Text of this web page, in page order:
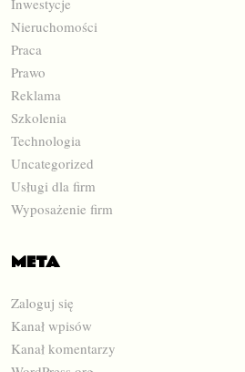
Nieruchomości
Praca
Prawo
Reklama
Szkolenia
Technologia
Uncategorized
Usługi dla firm
Wyposażenie firm
META
Zaloguj się
Kanał wpisów
Kanał komentarzy